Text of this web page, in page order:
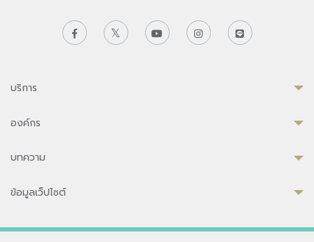
บริการ
องค์กร
บทความ
ข้อมูลเว็ปไซต์